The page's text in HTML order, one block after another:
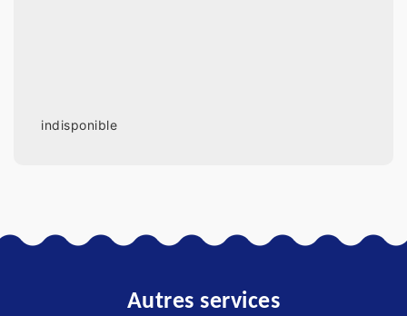
indisponible
Autres services